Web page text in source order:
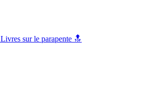
Livres sur le parapente 🔝